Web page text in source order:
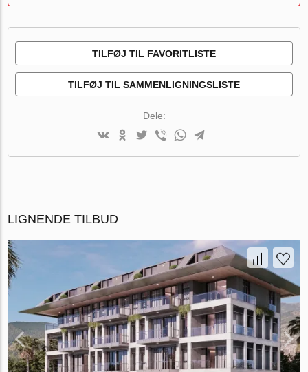
TILFØJ TIL FAVORITLISTE
TILFØJ TIL SAMMENLIGNINGSLISTE
Dele:
LIGNENDE TILBUD